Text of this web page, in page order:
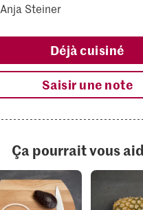
Anja Steiner
Déjà cuisiné
Saisir une note
Ça pourrait vous